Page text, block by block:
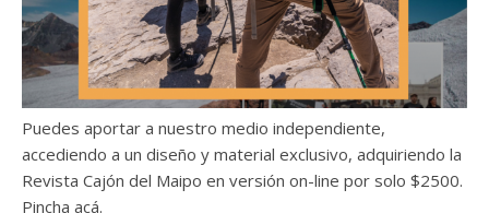
Puedes aportar a nuestro medio independiente,
accediendo a un diseño y material exclusivo, adquiriendo la
Revista Cajón del Maipo en versión on-line por solo $2500.
Pincha acá.